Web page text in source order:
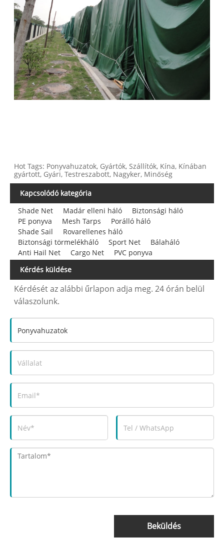
Hot Tags: Ponyvahuzatok, Gyártók, Szállítók, Kína, Kínában
gyártott, Gyári, Testreszabott, Nagyker, Minőség
Kapcsolódó kategória
Shade Net
Madár elleni háló
Biztonsági háló
PE ponyva
Mesh Tarps
Porálló háló
Shade Sail
Rovarellenes háló
Biztonsági törmelékháló
Sport Net
Bálaháló
Anti Hail Net
Cargo Net
PVC ponyva
Kérdés küldése
Kérdését az alábbi űrlapon adja meg. 24 órán belül
válaszolunk.
Beküldés